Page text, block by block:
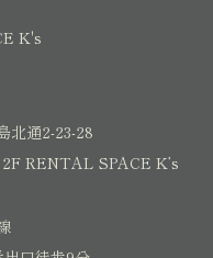
K's
北通2-23-28
2F RENTAL SPACE K’s